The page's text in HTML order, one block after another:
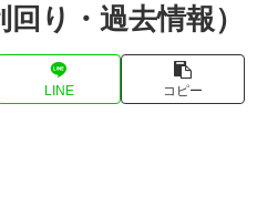
り・過去情報）
LINE コピー